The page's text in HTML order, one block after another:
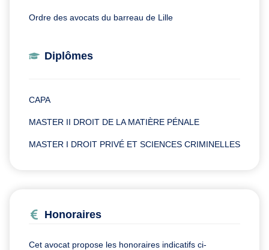
Ordre des avocats du barreau de Lille
Diplômes
CAPA
MASTER II DROIT DE LA MATIÈRE PÉNALE
MASTER I DROIT PRIVÉ ET SCIENCES CRIMINELLES
Honoraires
Cet avocat propose les honoraires indicatifs ci-